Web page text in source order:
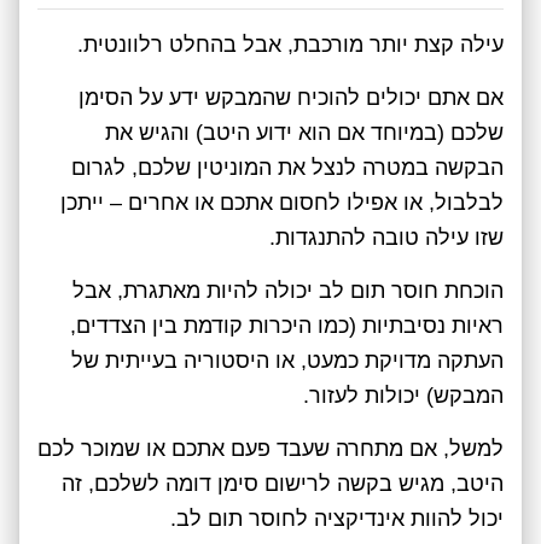
עילה קצת יותר מורכבת, אבל בהחלט רלוונטית.
אם אתם יכולים להוכיח שהמבקש ידע על הסימן
שלכם (במיוחד אם הוא ידוע היטב) והגיש את
הבקשה במטרה לנצל את המוניטין שלכם, לגרום
לבלבול, או אפילו לחסום אתכם או אחרים – ייתכן
שזו עילה טובה להתנגדות.
הוכחת חוסר תום לב יכולה להיות מאתגרת, אבל
ראיות נסיבתיות (כמו היכרות קודמת בין הצדדים,
העתקה מדויקת כמעט, או היסטוריה בעייתית של
המבקש) יכולות לעזור.
למשל, אם מתחרה שעבד פעם אתכם או שמוכר לכם
היטב, מגיש בקשה לרישום סימן דומה לשלכם, זה
יכול להוות אינדיקציה לחוסר תום לב.